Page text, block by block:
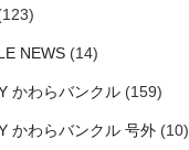
NEWS(14)
かわらバンクル(159)
かわらバンクル 号外(10)